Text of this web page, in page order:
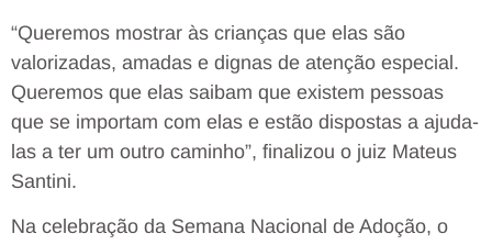
“Queremos mostrar às crianças que elas são
valorizadas, amadas e dignas de atenção especial.
Queremos que elas saibam que existem pessoas
que se importam com elas e estão dispostas a ajuda-
las a ter um outro caminho”, finalizou o juiz Mateus
Santini.
Na celebração da Semana Nacional de Adoção, o